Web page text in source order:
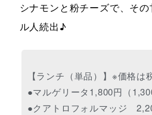
シナモンと粉チーズで、そ
ル人続出♪
【ランチ（単品）】※価格は
●マルゲリータ1,800円（
●クアトロフォルマッジ